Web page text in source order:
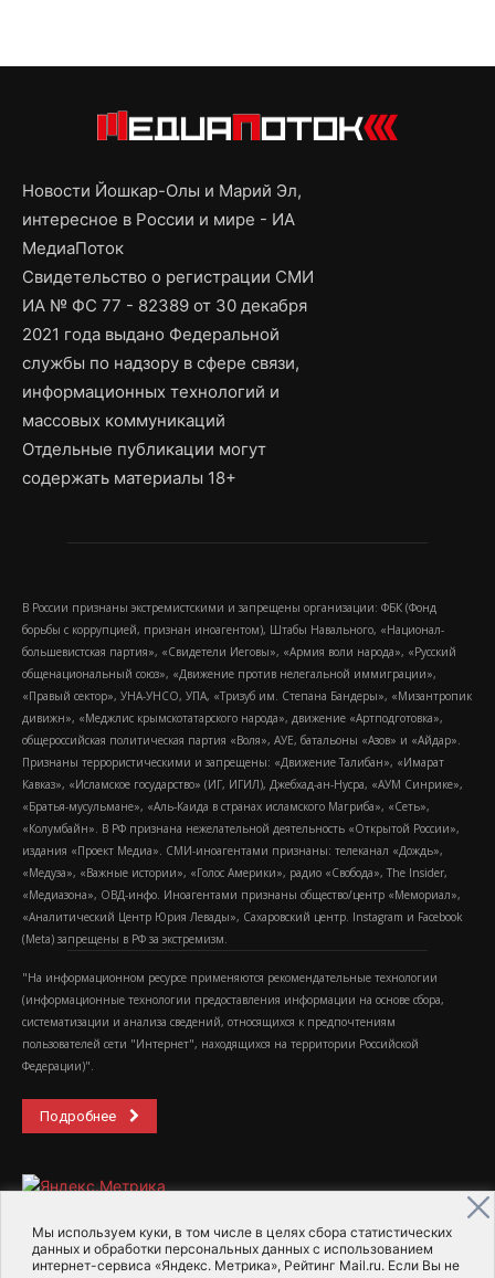
Мы используем куки, в том числе в целях сбора статистических
данных и обработки персональных данных с использованием
интернет-сервиса «Яндекс. Метрика», Рейтинг Mail.ru. Если Вы не
Новости Йошкар-Олы и Марий Эл,
интересное в России и мире - ИА
МедиаПоток
Свидетельство о регистрации СМИ
ИА № ФС 77 - 82389 от 30 декабря
2021 года выдано Федеральной
службы по надзору в сфере связи,
информационных технологий и
массовых коммуникаций
Отдельные публикации могут
содержать материалы 18+
В России признаны экстремистскими и запрещены организации: ФБК (Фонд
борьбы с коррупцией, признан иноагентом), Штабы Навального, «Национал-
большевистская партия», «Свидетели Иеговы», «Армия воли народа», «Русский
общенациональный союз», «Движение против нелегальной иммиграции»,
«Правый сектор», УНА-УНСО, УПА, «Тризуб им. Степана Бандеры», «Мизантропик
дивижн», «Меджлис крымскотатарского народа», движение «Артподготовка»,
общероссийская политическая партия «Воля», АУЕ, батальоны «Азов» и «Айдар».
Признаны террористическими и запрещены: «Движение Талибан», «Имарат
Кавказ», «Исламское государство» (ИГ, ИГИЛ), Джебхад-ан-Нусра, «АУМ Синрике»,
«Братья-мусульмане», «Аль-Каида в странах исламского Магриба», «Сеть»,
«Колумбайн». В РФ признана нежелательной деятельность «Открытой России»,
издания «Проект Медиа». СМИ-иноагентами признаны: телеканал «Дождь»,
«Медуза», «Важные истории», «Голос Америки», радио «Свобода», The Insider,
«Медиазона», ОВД-инфо. Иноагентами признаны общество/центр «Мемориал»,
«Аналитический Центр Юрия Левады», Сахаровский центр. Instagram и Facebook
(Metа) запрещены в РФ за экстремизм.
"На информационном ресурсе применяются рекомендательные технологии
(информационные технологии предоставления информации на основе сбора,
систематизации и анализа сведений, относящихся к предпочтениям
пользователей сети "Интернет", находящихся на территории Российской
Федерации)".
Подробнее